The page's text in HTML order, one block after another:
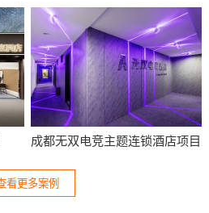
成都无双电竞主题连锁酒店项目
看更多案例